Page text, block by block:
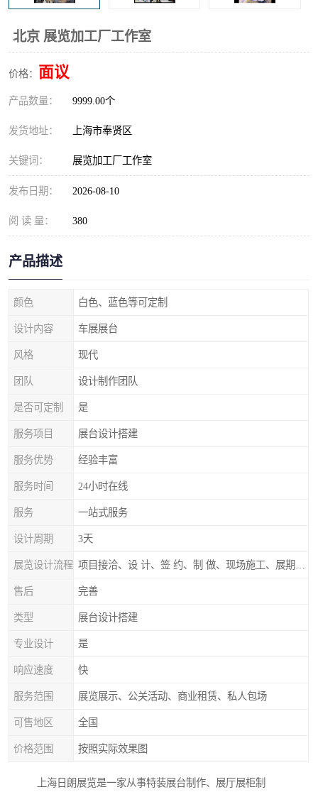
北京 展览加工厂工作室
价格： 面议
产品数量： 9999.00个
发货地址： 上海市奉贤区
关键词： 展览加工厂工作室
发布日期： 2026-08-10
阅 读 量： 380
产品描述
颜色 白色、蓝色等可定制
设计内容 车展展台
风格 现代
团队 设计制作团队
是否可定制 是
服务项目 展台设计搭建
服务优势 经验丰富
服务时间 24小时在线
服务 一站式服务
设计周期 3天
展览设计流程
售后 完善
类型 展台设计搭建
专业设计 是
响应速度 快
服务范围 展览展示、公关活动、商业租赁、私人包场
可售地区 全国
价格范围 按照实际效果图
上海日朗展览是一家从事特装展台制作、展厅展柜制